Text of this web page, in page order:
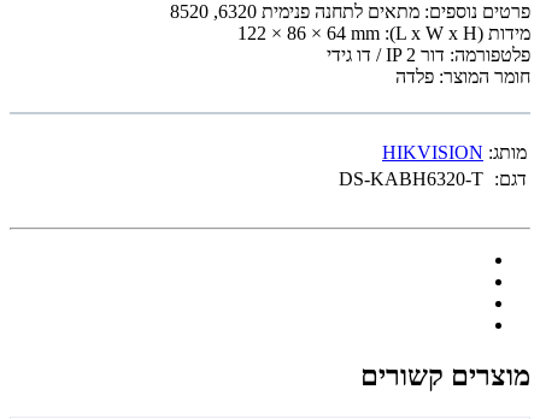
פרטים נוספים: מתאים לתחנה פנימית 6320, 8520
מידות (L x W x H): 122 × 86 × 64 mm
פלטפורמה: דור IP 2 / דו גידי
חומר המוצר: פלדה
מותג: HIKVISION
דגם: DS-KABH6320-T
מוצרים קשורים